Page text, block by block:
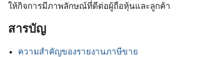
ให้กิจการมีภาพลักษณ์ที่ดีต่อผู้ถือหุ้นและลูกค้า
สารบัญ
ความสำคัญของรายงานภาษีขาย